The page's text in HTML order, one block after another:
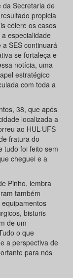
Secretaria de
propicia
célere os casos
especialidade
SES continuará
se fortaleça e
notícia, uma
estratégico
com toda a
38, que após
localizada a
ao HUL-UFS
fratura do
tudo foi feito sem
cheguei e a
Pinho, lembra
também
bisturis
de um
o que
a perspectiva de
para nós